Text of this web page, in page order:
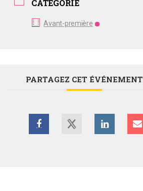
CATÉGORIE
Avant-première
PARTAGEZ CET ÉVÉNEMENT